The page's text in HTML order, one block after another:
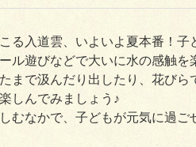
る入道雲、いよいよ夏本番！
ル遊びなどで大いに水の感触
まで汲んだり出したり、花び
しんでみましょう♪
むなかで、子どもが元気に過